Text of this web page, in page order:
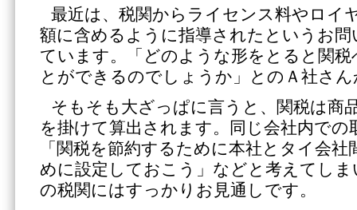
最近は、税関からライセンス料やロイ
額に含めるように指導されたというお
ています。「どのような形をとると関
とができるのでしょうか」とのＡ社さ
そもそも大ざっぱに言うと、関税は商
を掛けて算出されます。同じ会社内での
「関税を節約するために本社とタイ会
めに設定しておこう」などと考えてし
の税関にはすっかりお見通しです。